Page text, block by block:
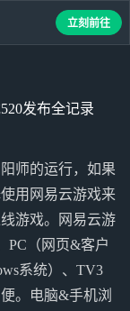
发布全记录
师的运行，如果
用网易云游戏来
游戏。网易云游
PC（网页&客户
系统）、TV3
。电脑&手机浏
立刻前往